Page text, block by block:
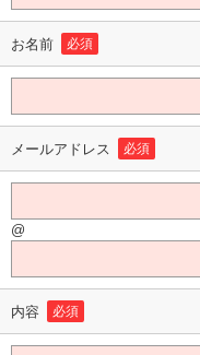
お名前 必須
メールアドレス 必須
@
内容 必須